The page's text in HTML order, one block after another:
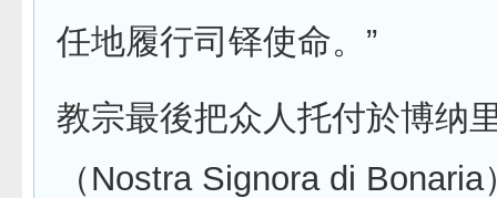
任地履行司铎使命。”
教宗最後把众人托付於博纳
（Nostra Signora di